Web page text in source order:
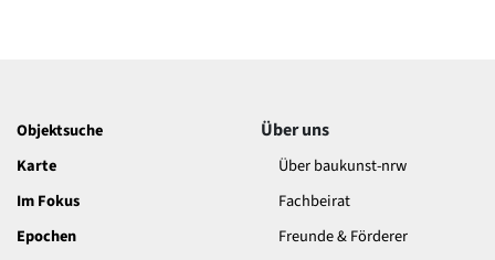
Jugendstil
Historismus
Barock
Renaissance
Objektsuche
Karte
Im Fokus
Epochen
Über uns
Über baukunst-nrw
Fachbeirat
Freunde & Förderer